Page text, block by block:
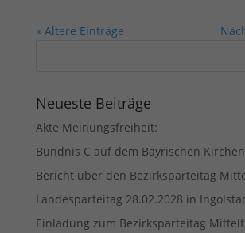
« Ältere Einträge
Neueste Beiträge
Akte Meinungsfreiheit:
Bündnis C auf dem Bayrischen
Bericht über den Bezirksparteitag
Landesparteitag 28.02.2028 in
Einladung zum Bezirksparteitag